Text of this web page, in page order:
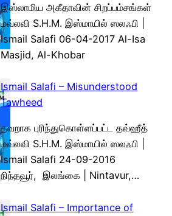
இஸ்லாமிய அகீதாவின் சிறப்பம்சங்கள்
மவ்லவி S.H.M. இஸ்மாயில் ஸலஃபி |
Ismail Salafi 06-04-2017 Al-Isa
Masjid, Al-Khobar
Ismail Salafi – Misunderstood
Tawheed
தவறாக புரிந்துகொள்ளப்பட்ட தவ்ஹீத்
மவ்லவி S.H.M. இஸ்மாயில் ஸலஃபி |
Ismail Salafi 24-09-2016
நிந்தவூர், இலங்கை | Nintavur,…
Ismail Salafi – Importance of